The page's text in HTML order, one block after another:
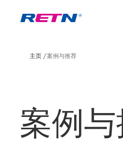
主页 案例与推荐
案例与